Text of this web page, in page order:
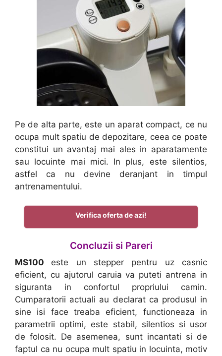
Pe de alta parte, este un aparat compact, ce nu
ocupa mult spatiu de depozitare, ceea ce poate
constitui un avantaj mai ales in aparatamente
sau locuinte mai mici. In plus, este silentios,
astfel ca nu devine deranjant in timpul
antrenamentului.
Verifica oferta de azi!
Concluzii si Pareri
MS100 este un stepper pentru uz casnic
eficient, cu ajutorul caruia va puteti antrena in
siguranta in confortul propriului camin.
Cumparatorii actuali au declarat ca produsul in
sine isi face treaba eficient, functioneaza in
parametrii optimi, este stabil, silentios si usor
de folosit. De asemenea, sunt incantati si de
faptul ca nu ocupa mult spatiu in locuinta, motiv